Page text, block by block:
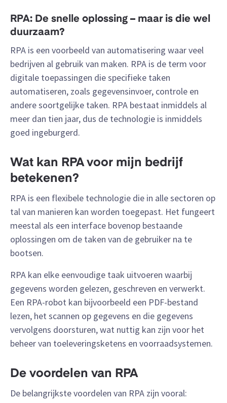
RPA: De snelle oplossing – maar is die wel
duurzaam?
RPA is een voorbeeld van automatisering waar veel
bedrijven al gebruik van maken. RPA is de term voor
digitale toepassingen die specifieke taken
automatiseren, zoals gegevensinvoer, controle en
andere soortgelijke taken. RPA bestaat inmiddels al
meer dan tien jaar, dus de technologie is inmiddels
goed ingeburgerd.
Wat kan RPA voor mijn bedrijf
betekenen?
RPA is een flexibele technologie die in alle sectoren op
tal van manieren kan worden toegepast. Het fungeert
meestal als een interface bovenop bestaande
oplossingen om de taken van de gebruiker na te
bootsen.
RPA kan elke eenvoudige taak uitvoeren waarbij
gegevens worden gelezen, geschreven en verwerkt.
Een RPA-robot kan bijvoorbeeld een PDF-bestand
lezen, het scannen op gegevens en die gegevens
vervolgens doorsturen, wat nuttig kan zijn voor het
beheer van toeleveringsketens en voorraadsystemen.
De voordelen van RPA
De belangrijkste voordelen van RPA zijn vooral: